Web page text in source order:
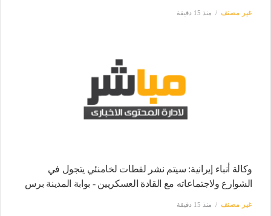
غير مصنف منذ 15 دقيقة
وكالة أنباء إيرانية: سيتم نشر لقطات لخامنئي يتجول في
الشوارع ولاجتماعاته مع القادة العسكريين - بوابة المدينة برس
غير مصنف منذ 15 دقيقة